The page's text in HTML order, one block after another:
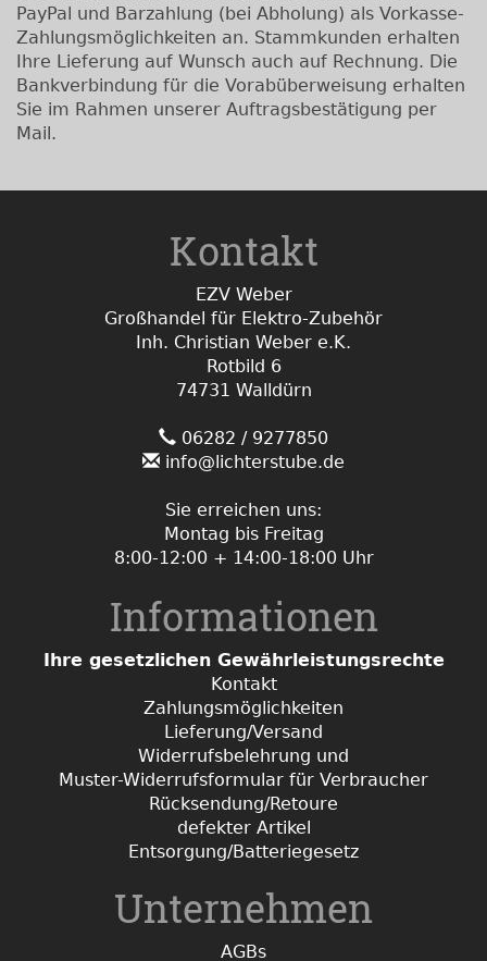
PayPal und Barzahlung (bei Abholung) als Vorkasse-
Zahlungsmöglichkeiten an. Stammkunden erhalten
Ihre Lieferung auf Wunsch auch auf Rechnung. Die
Bankverbindung für die Vorabüberweisung erhalten
Sie im Rahmen unserer Auftragsbestätigung per
Mail.
Kontakt
EZV Weber
Großhandel für Elektro-Zubehör
Inh. Christian Weber e.K.
Rotbild 6
74731 Walldürn
06282 / 9277850
info@lichterstube.de
Sie erreichen uns:
Montag bis Freitag
8:00-12:00 + 14:00-18:00 Uhr
Informationen
Ihre gesetzlichen Gewährleistungsrechte
Kontakt
Zahlungsmöglichkeiten
Lieferung/Versand
Widerrufsbelehrung und
Muster-Widerrufsformular für Verbraucher
Rücksendung/Retoure
defekter Artikel
Entsorgung/Batteriegesetz
Unternehmen
AGBs